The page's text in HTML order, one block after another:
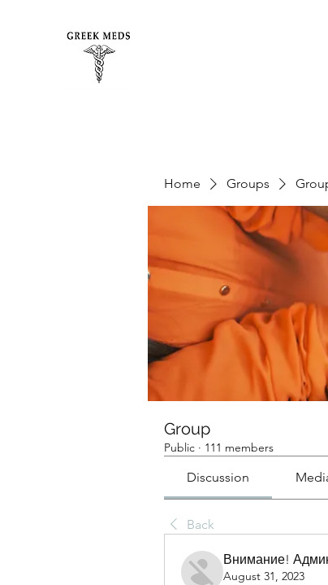
Home Groups
Group
Public · 111 members
Discussion
Back
Внимание!
August 31, 2023